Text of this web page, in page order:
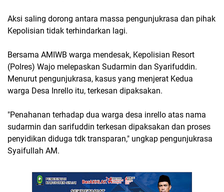
Aksi saling dorong antara massa pengunjukrasa dan pihak
Kepolisian tidak terhindarkan lagi.
Bersama AMIWB warga mendesak, Kepolisian Resort
(Polres) Wajo melepaskan Sudarmin dan Syarifuddin.
Menurut pengunjukrasa, kasus yang menjerat Kedua
warga Desa Inrello itu, terkesan dipaksakan.
"Penahanan terhadap dua warga desa inrello atas nama
sudarmin dan sarifuddin terkesan dipaksakan dan proses
penyidikan diduga tdk transparan," ungkap pengunjukrasa
Syaifullah AM.